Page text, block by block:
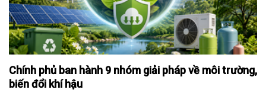
Chính phủ ban hành 9 nhóm giải pháp về môi trường,
biến đổi khí hậu